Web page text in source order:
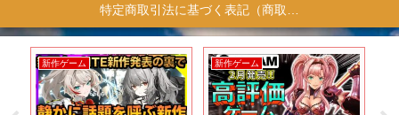
特定商取引法に基づく表記（商取引に関する開示）
新作ゲーム 新作ゲーム